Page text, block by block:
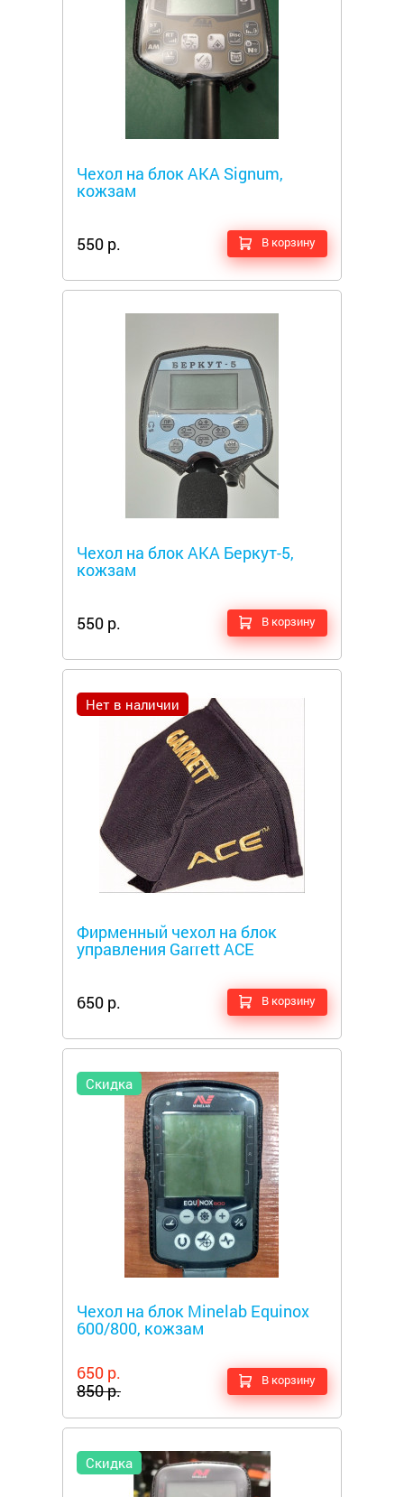
Чехол на блок АКА Signum,
кожзам
550 р. В корзину
Чехол на блок АКА Беркут-5,
кожзам
550 р. В корзину
Нет в наличии
Фирменный чехол на блок
управления Garrett ACE
650 р. В корзину
Скидка
Чехол на блок Minelab Equinox
600/800, кожзам
650 р.
850 р.
В корзину
Скидка